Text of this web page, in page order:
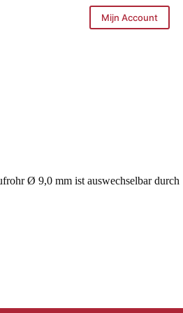
Mijn Account
Ø 9,0 mm ist auswechselbar durch